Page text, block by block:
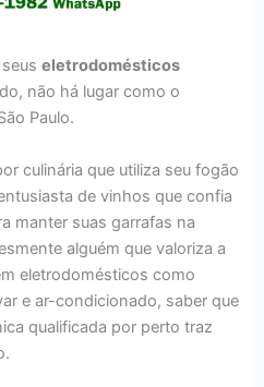
seuseletrodomésticos
não há lugar como o
Paulo.
culinária que utiliza seu fogão
de vinhos que confia
manter suas garrafas na
alguém que valoriza a
eletrodomésticos como
e ar-condicionado, saber que
qualificada por perto traz